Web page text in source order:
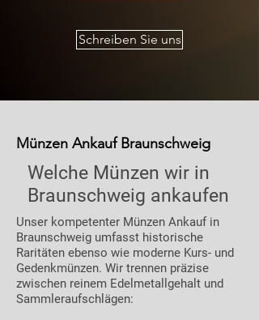
Schreiben Sie uns
Münzen Ankauf Braunschweig
Welche Münzen wir in
Braunschweig ankaufen
Unser kompetenter Münzen Ankauf in
Braunschweig umfasst historische
Raritäten ebenso wie moderne Kurs- und
Gedenkmünzen. Wir trennen präzise
zwischen reinem Edelmetallgehalt und
Sammleraufschlägen: